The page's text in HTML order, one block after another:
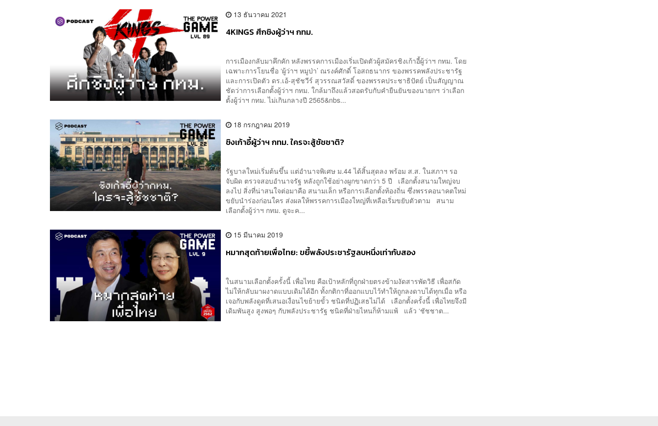
13 ธันวาคม 2021
4KINGS ศึกชิงผู้ว่าฯ กทม.
การเมืองกลับมาคึกคัก หลังพรรคการเมืองเริ่มเปิดตัวผู้สมัครชิงเก้าอี้ผู้ว่าฯ กทม. โดย
เฉพาะการโยนชื่อ ‘ผู้ว่าฯ หมูป่า’ ณรงค์ศักดิ์ โอสถธนากร ของพรรคพลังประชารัฐ
และการเปิดตัว ดร.เอ้-สุชัชวีร์ สุวรรณสวัสดิ์ ของพรรคประชาธิปัตย์ เป็นสัญญาณ
ชัดว่าการเลือกตั้งผู้ว่าฯ กทม. ใกล้มาถึงแล้วสอดรับกับคำยืนยันของนายกฯ ว่าเลือก
ตั้งผู้ว่าฯ กทม. ไม่เกินกลางปี 2565&nbs...
18 กรกฎาคม 2019
ชิงเก้าอี้ผู้ว่าฯ กทม. ใครจะสู้ชัชชาติ?
รัฐบาลใหม่เริ่มต้นขึ้น แต่อำนาจพิเศษ ม.44 ได้สิ้นสุดลง พร้อม ส.ส. ในสภาฯ รอ
จับผิด ตรวจสอบอำนาจรัฐ หลังถูกใช้อย่างผูกขาดกว่า 5 ปี เลือกตั้งสนามใหญ่จบ
ลงไป สิ่งที่น่าสนใจต่อมาคือ สนามเล็ก หรือการเลือกตั้งท้องถิ่น ซึ่งพรรคอนาคตใหม่
ขยับนำร่องก่อนใคร ส่งผลให้พรรคการเมืองใหญ่ที่เหลือเริ่มขยับตัวตาม สนาม
เลือกตั้งผู้ว่าฯ กทม. ดูจะค...
15 มีนาคม 2019
หมากสุดท้ายเพื่อไทย: ขยี้พลังประชารัฐลบหนึ่งเท่ากับสอง
ในสนามเลือกตั้งครั้งนี้ เพื่อไทย คือเป้าหลักที่ถูกฝ่ายตรงข้ามงัดสารพัดวิธี เพื่อสกัด
ไม่ให้กลับมาผงาดแบบเดิมได้อีก ทั้งกติกาที่ออกแบบไว้ทำให้ถูกลงดาบได้ทุกเมื่อ หรือ
เจอกับพลังดูดที่เสนอเงื่อนไขย้ายขั้ว ชนิดที่ปฏิเสธไม่ได้ เลือกตั้งครั้งนี้ เพื่อไทยจึงมี
เดิมพันสูง สูงพอๆ กับพลังประชารัฐ ชนิดที่ฝ่ายไหนก็ห้ามแพ้ แล้ว ‘ชัชชาต...